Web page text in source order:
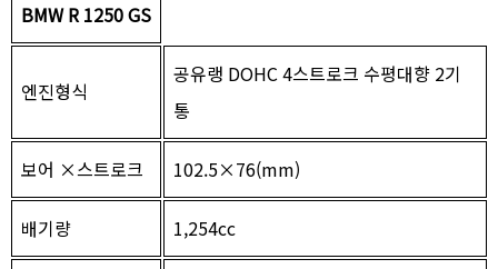
BMW R 1250 GS
엔진형식
공유랭 DOHC 4스트로크 수평대향 2기
통
보어 ×스트로크 102.5×76(mm)
배기량 1,254cc